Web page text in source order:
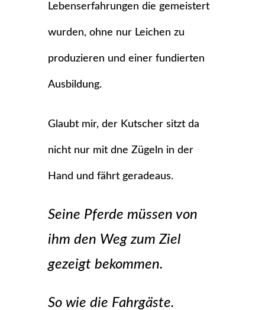
Lebenserfahrungen die gemeistert
wurden, ohne nur Leichen zu
produzieren und einer fundierten
Ausbildung.
Glaubt mir, der Kutscher sitzt da
nicht nur mit dne Zügeln in der
Hand und fährt geradeaus.
Seine Pferde müssen von
ihm den Weg zum Ziel
gezeigt bekommen.
So wie die Fahrgäste.